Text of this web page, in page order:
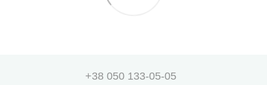
+38 050 133-05-05